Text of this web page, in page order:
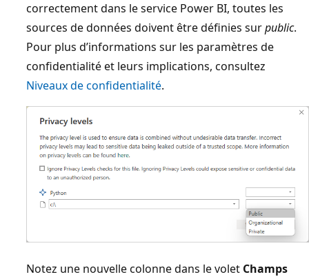
correctement dans le service Power BI, toutes les
sources de données doivent être définies surpublic.
Pour plus d’informations sur les paramètres de
confidentialité et leurs implications, consultez
Niveaux de confidentialité.
Notez une nouvelle colonne dans le volet Champs